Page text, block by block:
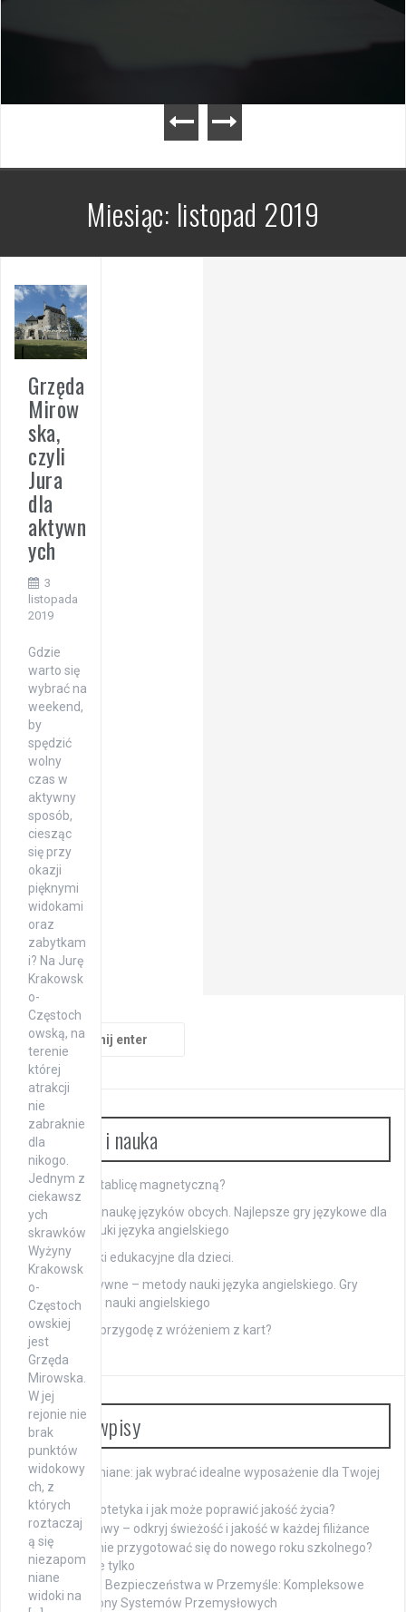
Miesiąc: listopad 2019
Grzęda
Mirow
ska,
czyli
Jura
dla
aktywn
ych
3
listopada
2019
Gdzie
warto się
wybrać na
weekend,
by
spędzić
wolny
czas w
aktywny
sposób,
ciesząc
się przy
okazji
pięknymi
widokami
oraz
zabytkam
i? Na Jurę
Krakowsk
o-
Częstoch
owską, na
terenie
której
atrakcji
nie
zabraknie
dla
nikogo.
Jednym z
ciekawsz
ych
skrawków
Wyżyny
Krakowsk
o-
Częstoch
owskiej
jest
Grzęda
Mirowska.
W jej
rejonie nie
brak
punktów
widokowy
ch, z
których
roztaczaj
ą się
niezapom
niane
widoki na
Szukaj:
Rozrywka i nauka
Jak czyścić tablicę magnetyczną?
Sposoby na naukę języków obcych. Najlepsze gry językowe dla
dzieci do nauki języka angielskiego
Gry i zabawki edukacyjne dla dzieci.
Gry interaktywne – metody nauki języka angielskiego. Gry
językowe do nauki angielskiego
Jak zacząć przygodę z wróżeniem z kart?
Ostatnie wpisy
Meble sypialniane: jak wybrać idealne wyposażenie dla Twojej
sypialni?
Czym jest protetyka i jak może poprawić jakość życia?
Hurtownia kawy – odkryj świeżość i jakość w każdej filiżance
Jak skutecznie przygotować się do nowego roku szkolnego?
Podręczniki i nie tylko
Zapewnienie Bezpieczeństwa w Przemyśle: Kompleksowe
Strategie Ochrony Systemów Przemysłowych